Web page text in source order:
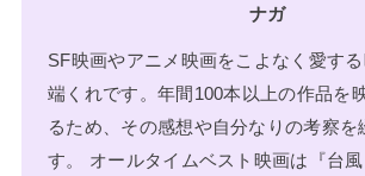
ナガ
SF映画やアニメ映画をこよなく愛す
端くれです。年間100本以上の作品を
るため、その感想や自分なりの考察を
す。 オールタイムベスト映画は『台風